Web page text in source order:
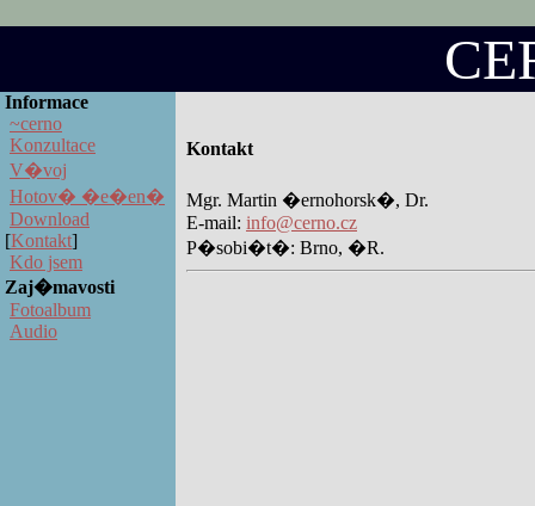
Informace
~cerno
Konzultace
V�voj
Hotov� �e�en�
Download
[Kontakt]
Kdo jsem
Zaj�mavosti
Fotoalbum
Audio
Kontakt
Mgr. Martin �ernohorsk�, Dr.
E-mail: info@cerno.cz
P�sobi�t�: Brno, �R.